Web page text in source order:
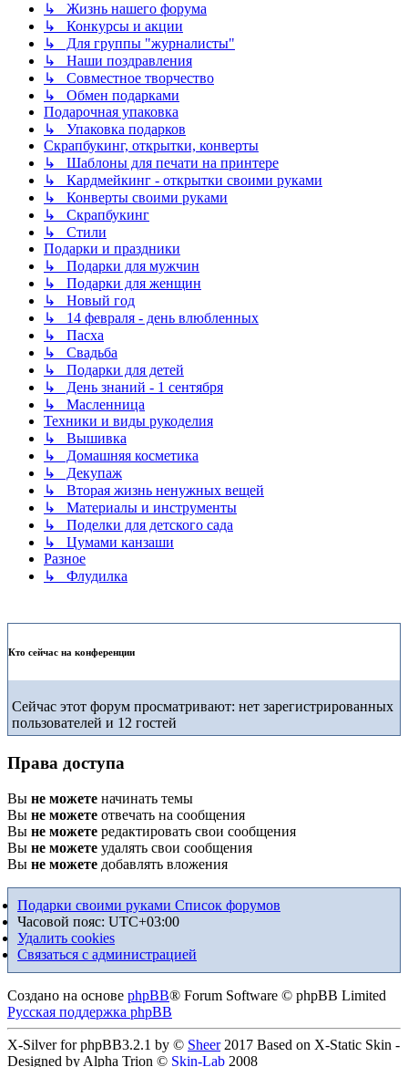
↳ Жизнь нашего форума
↳ Конкурсы и акции
↳ Для группы "журналисты"
↳ Наши поздравления
↳ Совместное творчество
↳ Обмен подарками
Подарочная упаковка
↳ Упаковка подарков
Скрапбукинг, открытки, конверты
↳ Шаблоны для печати на принтере
↳ Кардмейкинг - открытки своими руками
↳ Конверты своими руками
↳ Скрапбукинг
↳ Стили
Подарки и праздники
↳ Подарки для мужчин
↳ Подарки для женщин
↳ Новый год
↳ 14 февраля - день влюбленных
↳ Пасха
↳ Свадьба
↳ Подарки для детей
↳ День знаний - 1 сентября
↳ Масленница
Техники и виды рукоделия
↳ Вышивка
↳ Домашняя косметика
↳ Декупаж
↳ Вторая жизнь ненужных вещей
↳ Материалы и инструменты
↳ Поделки для детского сада
↳ Цумами канзаши
Разное
↳ Флудилка
Кто сейчас на конференции
Сейчас этот форум просматривают: нет зарегистрированных
пользователей и 12 гостей
Права доступа
Вы не можете начинать темы
Вы не можете отвечать на сообщения
Вы не можете редактировать свои сообщения
Вы не можете удалять свои сообщения
Вы не можете добавлять вложения
Подарки своими руками Список форумов
Часовой пояс: UTC+03:00
Удалить cookies
Связаться с администрацией
Создано на основе phpBB® Forum Software © phpBB Limited
Русская поддержка phpBB
X-Silver for phpBB3.2.1 by © Sheer2017 Based on X-Static Skin -
Designed by Alpha Trion © Skin-Lab 2008